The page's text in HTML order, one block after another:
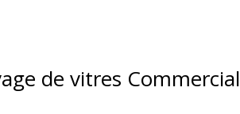
de vitres Commercial